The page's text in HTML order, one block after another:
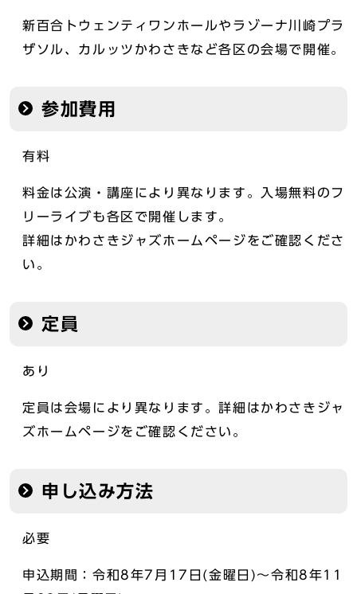
新百合トウェンティワンホールやラゾーナ川崎プラ
ザソル、カルッツかわさきなど各区の会場で開催。
参加費用
有料
料金は公演・講座により異なります。入場無料のフ
リーライブも各区で開催します。
詳細はかわさきジャズホームページをご確認くださ
い。
定員
あり
定員は会場により異なります。詳細はかわさきジャ
ズホームページをご確認ください。
申し込み方法
必要
申込期間：令和8年7月17日(金曜日)～令和8年11